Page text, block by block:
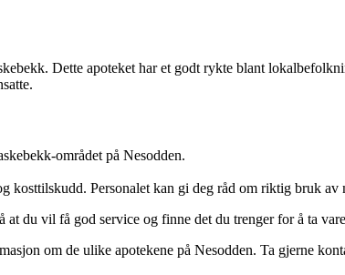
Dette apoteket har et godt rykte blant
området på Nesodden.
Personalet kan gi deg råd om riktig bruk av
du vil få god service og finne det du trenger for å ta
om de ulike apotekene på Nesodden. Ta gjerne